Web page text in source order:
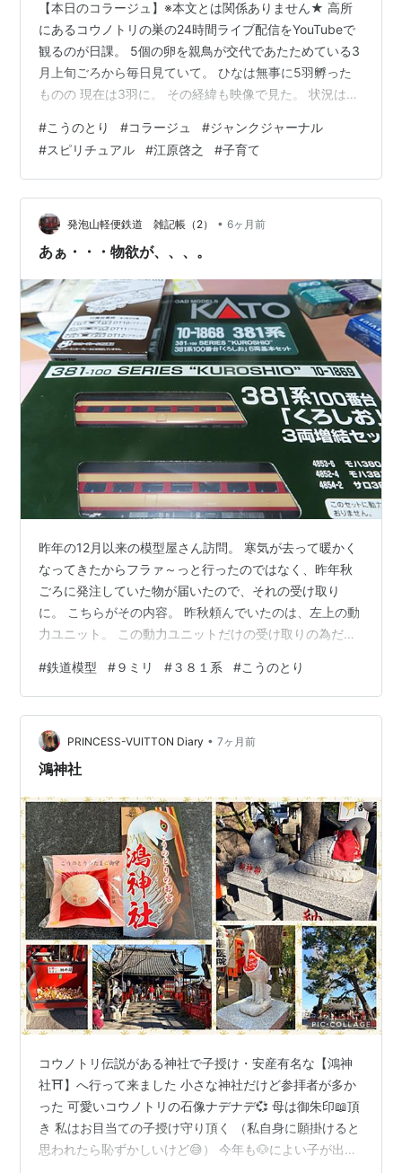
【本日のコラージュ】※本文とは関係ありません★ 高所
にあるコウノトリの巣の24時間ライブ配信をYouTubeで
観るのが日課。 5個の卵を親鳥が交代であたためている3
月上旬ごろから毎日見ていて。 ひなは無事に5羽孵った
ものの 現在は3羽に。 その経緯も映像で見た。 状況はこ
っとくわえて巣の端っこに移動させる。 もちろん、まだ
小さいので飛べない。 「巣から落としちゃうのかな？」
とハラハラして見守っていたが ひなは自力で巣の中心に
戻って元気に餌を食べていたのでホッとした。 だが次の
日。 またおなじひなを、親が巣の端っこに移動させた。
そしてひな…
#こうのとり #コラージュ #ジャンクジャーナル
#スピリチュアル #江原啓之 #子育て
発泡山軽便鉄道 雑記帳（2） • 6ヶ月前
あぁ・・・物欲が、、、。
昨年の12月以来の模型屋さん訪問。 寒気が去って暖かく
なってきたからフラァ～っと行ったのではなく、昨年秋
ごろに発注していた物が届いたので、それの受け取り
に。 こちらがその内容。 昨秋頼んでいたのは、左上の動
力ユニット。 この動力ユニットだけの受け取りの為だけ
りに模型屋さんのHPの在庫表を見ていたら、、、。 これ
があったことにまず驚き。かつては３８１系なんて、あ
っという間に売れていたのに、作りすぎたのか、それと
も細分化されすぎて残ってしまったのかは不明だが、
「やくも」とともに残っていた。 もちろんこれを買った
#鉄道模型 #９ミリ #３８１系 #こうのとり
PRINCESS-VUITTON Diary • 7ヶ月前
鴻神社
コウノトリ伝説がある神社で子授け・安産有名な【鴻神
社⛩️】へ行って来ました 小さな神社だけど参拝者が多か
った 可愛いコウノトリの石像ナデナデ💞 母は御朱印📖頂
き 私はお目当ての子授け守り頂く （私自身に願掛けると
思われたら恥ずかしいけど😅） 今年も🐶によい子が出